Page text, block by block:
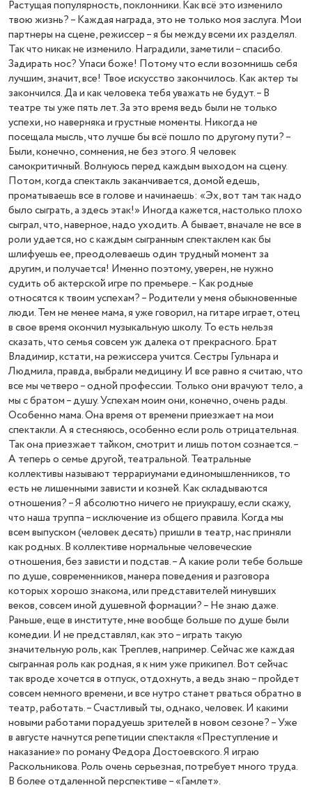
Растущая популярность, поклонники. Как всё это изменило
твою жизнь? – Каждая награда, это не только моя заслуга. Мои
партнеры на сцене, режиссер – я бы между всеми их разделял.
Так что никак не изменило. Наградили, заметили – спасибо.
Задирать нос? Упаси боже! Потому что если возомнишь себя
лучшим, значит, все! Твое искусство закончилось. Как актер ты
закончился. Да и как человека тебя уважать не будут. – В
театре ты уже пять лет. За это время ведь были не только
успехи, но наверняка и грустные моменты. Никогда не
посещала мысль, что лучше бы всё пошло по другому пути? –
Были, конечно, сомнения, не без этого. Я человек
самокритичный. Волнуюсь перед каждым выходом на сцену.
Потом, когда спектакль заканчивается, домой едешь,
проматываешь все в голове и начинаешь: «Эх, вот там так надо
было сыграть, а здесь этак!» Иногда кажется, настолько плохо
сыграл, что, наверное, надо уходить. А бывает, вначале не все в
роли удается, но с каждым сыгранным спектаклем как бы
шлифуешь ее, преодолеваешь один трудный момент за
другим, и получается! Именно поэтому, уверен, не нужно
судить об актерской игре по премьере. – Как родные
относятся к твоим успехам? – Родители у меня обыкновенные
люди. Тем не менее мама, я уже говорил, на гитаре играет, отец
в свое время окончил музыкальную школу. То есть нельзя
сказать, что семья совсем уж далека от прекрасного. Брат
Владимир, кстати, на режиссера учится. Сестры Гульнара и
Людмила, правда, выбрали медицину. И все равно я считаю, что
все мы четверо – одной профессии. Только они врачуют тело, а
мы с братом – душу. Успехам моим они, конечно, очень рады.
Особенно мама. Она время от времени приезжает на мои
спектакли. А я стесняюсь, особенно если роль отрицательная.
Так она приезжает тайком, смотрит и лишь потом сознается. –
А теперь о семье другой, театральной. Театральные
коллективы называют террариумами единомышленников, то
есть не лишенными зависти и козней. Как складываются
отношения? – Я абсолютно ничего не приукрашу, если скажу,
что наша труппа – исключение из общего правила. Когда мы
всем выпуском (человек десять) пришли в театр, нас приняли
как родных. В коллективе нормальные человеческие
отношения, без зависти и подстав. – А какие роли тебе больше
по душе, современников, манера поведения и разговора
которых хорошо знакома, или представителей минувших
веков, совсем иной душевной формации? – Не знаю даже.
Раньше, еще в институте, мне вообще больше по душе были
комедии. И не представлял, как это – играть такую
значительную роль, как Треплев, например. Сейчас же каждая
сыгранная роль как родная, я к ним уже прикипел. Вот сейчас
так вроде хочется в отпуск, отдохнуть, а ведь знаю – пройдет
совсем немного времени, и все нутро станет рваться обратно в
театр, работать. – Счастливый ты, однако, человек. И какими
новыми работами порадуешь зрителей в новом сезоне? – Уже
в августе начнутся репетиции спектакля «Преступление и
наказание» по роману Федора Достоевского. Я играю
Раскольникова. Роль очень серьезная, потребует много труда.
В более отдаленной перспективе – «Гамлет».